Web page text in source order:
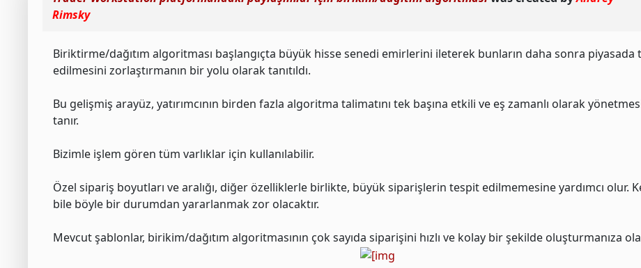
Rimsky
Biriktirme/dağıtım algoritması başlangıçta büyük hisse senedi emirlerini ileterek bunların daha sonra piyasada
edilmesini zorlaştırmanın bir yolu olarak tanıtıldı.
Bu gelişmiş arayüz, yatırımcının birden fazla algoritma talimatını tek başına etkili ve eş zamanlı olarak
tanır.
Bizimle işlem gören tüm varlıklar için kullanılabilir.
Özel sipariş boyutları ve aralığı, diğer özelliklerle birlikte, büyük siparişlerin tespit edilmemesine yardımcı olur.
bile böyle bir durumdan yararlanmak zor olacaktır.
Mevcut şablonlar, birikim/dağıtım algoritmasının çok sayıda siparişini hızlı ve kolay bir şekilde oluşturmanıza